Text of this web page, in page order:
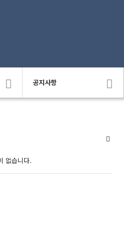
공지사항
없습니다.